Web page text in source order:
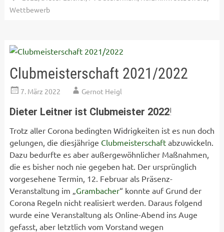
Wettbewerb
Clubmeisterschaft 2021/2022
7. März 2022 Gernot Heigl
Dieter Leitner ist Clubmeister 2022!
Trotz aller Corona bedingten Widrigkeiten ist es nun doch
gelungen, die diesjährige Clubmeisterschaftabzuwickeln.
Dazu bedurfte es aber außergewöhnlicher Maßnahmen,
die es bisher noch nie gegeben hat. Der ursprünglich
vorgesehene Termin, 12. Februar als Präsenz-
Veranstaltung im „Grambacher“ konnte auf Grund der
Corona Regeln nicht realisiert werden. Daraus folgend
wurde eine Veranstaltung als Online-Abend ins Auge
gefasst, aber letztlich vom Vorstand wegen